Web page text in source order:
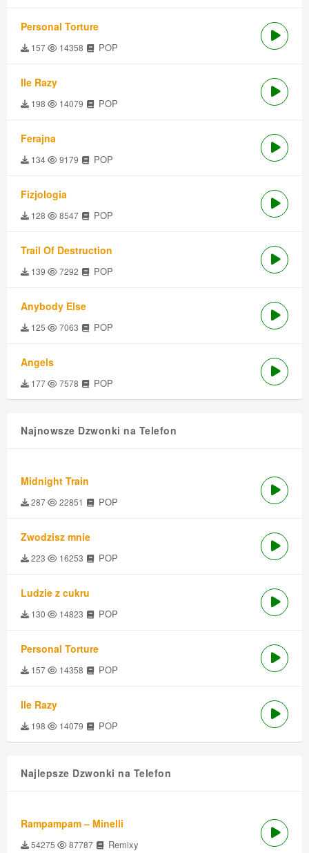
Personal Torture
157 14358 POP
Ile Razy
198 14079 POP
Ferajna
134 9179 POP
Fizjologia
128 8547 POP
Trail Of Destruction
139 7292 POP
Anybody Else
125 7063 POP
Angels
177 7578 POP
Najnowsze Dzwonki na Telefon
Midnight Train
287 22851 POP
Zwodzisz mnie
223 16253 POP
Ludzie z cukru
130 14823 POP
Personal Torture
157 14358 POP
Ile Razy
198 14079 POP
Najlepsze Dzwonki na Telefon
Rampampam – Minelli
54275 87787 Remixy